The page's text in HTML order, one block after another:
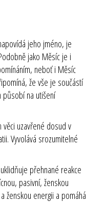
jeho jméno, je
jako Měsíc je i
neboť i Měsíc
že vše je součástí
působí na utišení
věci uzavřené dosud v
Vyvolává srozumitelné
přehnané reakce
pasivní, ženskou
ženskou energii a pomáhá